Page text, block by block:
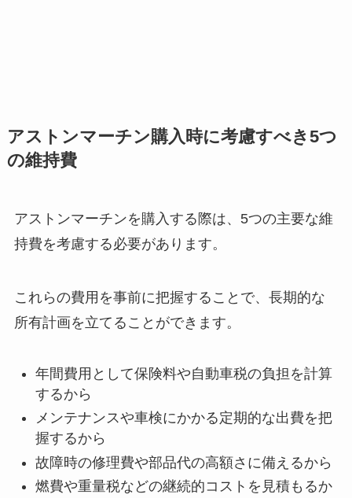
アストンマーチン購入時に考慮すべき5つ
の維持費
アストンマーチンを購入する際は、5つの主要な維
持費を考慮する必要があります。
これらの費用を事前に把握することで、長期的な
所有計画を立てることができます。
年間費用として保険料や自動車税の負担を計算
するから
メンテナンスや車検にかかる定期的な出費を把
握するから
故障時の修理費や部品代の高額さに備えるから
燃費や重量税などの継続的コストを見積もるか